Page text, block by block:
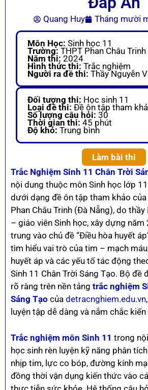
Quang Huy Tháng mười
Môn Học: Sinh học 11
Trường: THPT Phan Châu
Năm thi: 2024
Hình thức thi: Trắc nghiệm
Người ra đề thi: Thầy Nguyễn
Đối tượng thi: Học sinh 11
Loại đề thi: Đề ôn tập tham
Số lượng câu hỏi: 30
Thời gian thi: 45 phút
Độ khó: Trung bình
Làm bài thi
Trắc Nghiệm Sinh 11 Chân Trời
nội dung thuộc môn Sinh học lớp
dưới dạng đề ôn tập tham khảo
Phan Châu Trinh (Đà Nẵng), do thầy
– giáo viên Sinh học, xây dựng
trung vào chủ đề “Điều hòa huyết
tìm hiểu vai trò của tim – mạch
huyết áp và các yếu tố tác động
Sinh 11 Chân Trời Sáng Tạo. Bộ đề
rõ ràng trên nền tảng trắc nghiệm
Sáng Tạo của detracnghiem.edu.vn
luyện tập dễ dàng và nắm chắc
Trắc nghiệm môn Sinh 11 trong
học sinh rèn luyện kỹ năng phân
nhịp tim, lực co bóp, đường kính
đồng thời vận dụng kiến thức vào